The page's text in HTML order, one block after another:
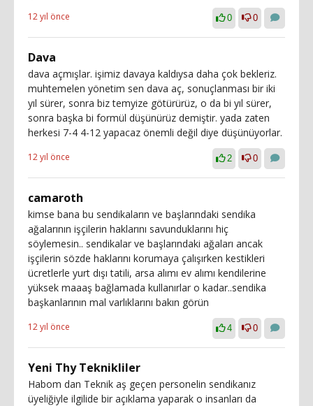
12 yıl önce 0 0
Dava
dava açmışlar. işimiz davaya kaldıysa daha çok bekleriz.
muhtemelen yönetim sen dava aç, sonuçlanması bir iki
yıl sürer, sonra biz temyize götürürüz, o da bi yıl sürer,
sonra başka bi formül düşünürüz demiştir. yada zaten
herkesi 7-4 4-12 yapacaz önemli değil diye düşünüyorlar.
12 yıl önce 2 0
camaroth
kimse bana bu sendikaların ve başlarındaki sendika
ağalarının işçilerin haklarını savunduklarını hiç
söylemesin.. sendikalar ve başlarındaki ağaları ancak
işçilerin sözde haklarını korumaya çalışırken kestikleri
ücretlerle yurt dışı tatili, arsa alımı ev alımı kendilerine
yüksek maaaş bağlamada kullanırlar o kadar..sendika
başkanlarının mal varlıklarını bakın görün
12 yıl önce 4 0
Yeni Thy Teknikliler
Habom dan Teknik aş geçen personelin sendikanız
üyeliğiyle ilgilide bir açıklama yaparak o insanları da